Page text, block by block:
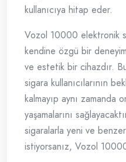
kullanıcıya hitap eder.
Vozol 10000 elektronik
kendine özgü bir
ve estetik bir cihazdır.
sigara kullanıcılarının
kalmayıp aynı zamanda
yaşamalarını
sigaralarla yeni ve
istiyorsanız, Vozol